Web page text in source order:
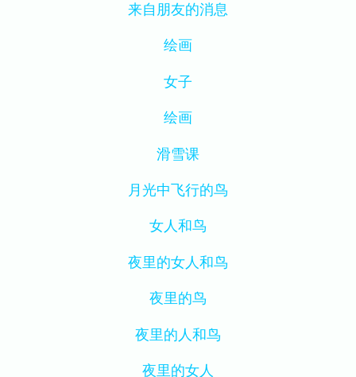
来自朋友的消息
绘画
女子
绘画
滑雪课
月光中飞行的鸟
女人和鸟
夜里的女人和鸟
夜里的鸟
夜里的人和鸟
夜里的女人